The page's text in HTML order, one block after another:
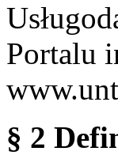
Portalu
§ 2